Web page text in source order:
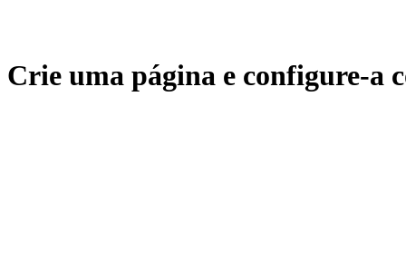
Crie uma página e configure-a